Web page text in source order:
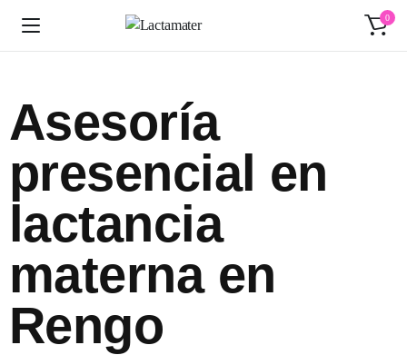
0
Asesoría
presencial en
lactancia
materna en
Rengo